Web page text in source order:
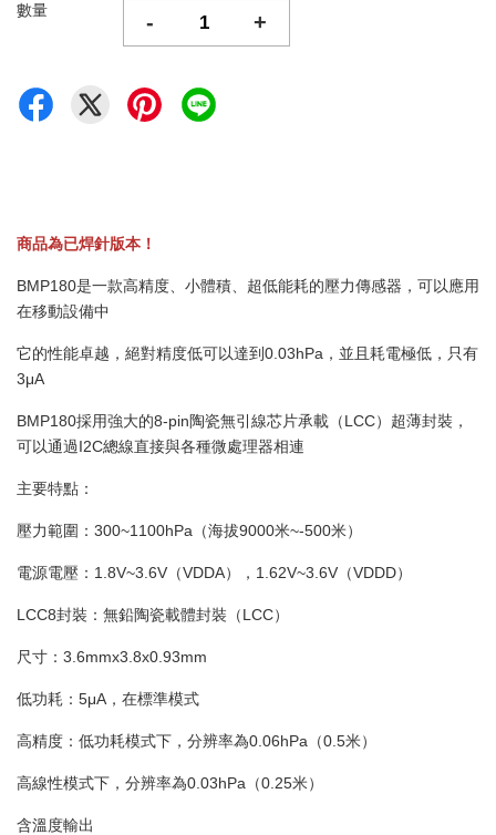
數量 - +
商品為已焊針版本！
BMP180是一款高精度、小體積、超低能耗的壓力傳感器，可以應用
在移動設備中
它的性能卓越，絕對精度低可以達到0.03hPa，並且耗電極低，只有
3μA
BMP180採用強大的8-pin陶瓷無引線芯片承載（LCC）超薄封裝，
可以通過I2C總線直接與各種微處理器相連
主要特點：
壓力範圍：300~1100hPa（海拔9000米~-500米）
電源電壓：1.8V~3.6V（VDDA），1.62V~3.6V（VDDD）
LCC8封裝：無鉛陶瓷載體封裝（LCC）
尺寸：3.6mmx3.8x0.93mm
低功耗：5μA，在標準模式
高精度：低功耗模式下，分辨率為0.06hPa（0.5米）
高線性模式下，分辨率為0.03hPa（0.25米）
含溫度輸出